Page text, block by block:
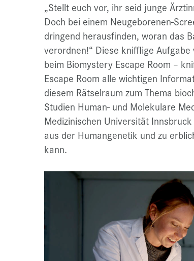
„Stellt euch vor, ihr seid junge
Doch bei einem Neugeborenen-
dringend herausfinden, woran das
verordnen!“ Diese knifflige
beim Biomystery Escape Room –
Escape Room alle wichtigen
diesem Rätselraum zum Thema
Studien Human- und Molekulare
Medizinischen Universität
aus der Humangenetik und zu
kann.